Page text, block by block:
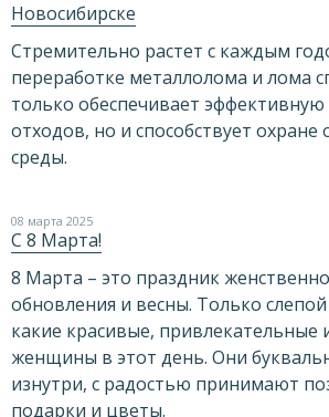
Новосибирске
Стремительно растет с каждым
переработке металлолома и лома
только обеспечивает
отходов, но и способствует
среды.
08 марта 2025
С 8 Марта!
8 Марта – это праздник
обновления и весны. Только
какие красивые, привлекательные
женщины в этот день. Они
изнутри, с радостью принимают
подарки и цветы.